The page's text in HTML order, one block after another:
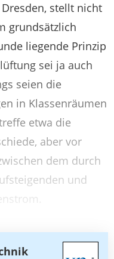
stellt nicht
grundsätzlich
liegende Prinzip
sei ja auch
seien die
in Klassenräumen
etwa die
aber vor
dem durch
und